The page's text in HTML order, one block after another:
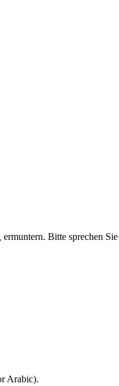
ermuntern. Bitte sprechen
Arabic).